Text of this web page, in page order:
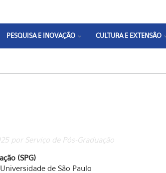
PESQUISA E INOVAÇÃO CULTURA E EXTENSÃO
por Serviço de Pós-Graduação
(SPG)
de São Paulo